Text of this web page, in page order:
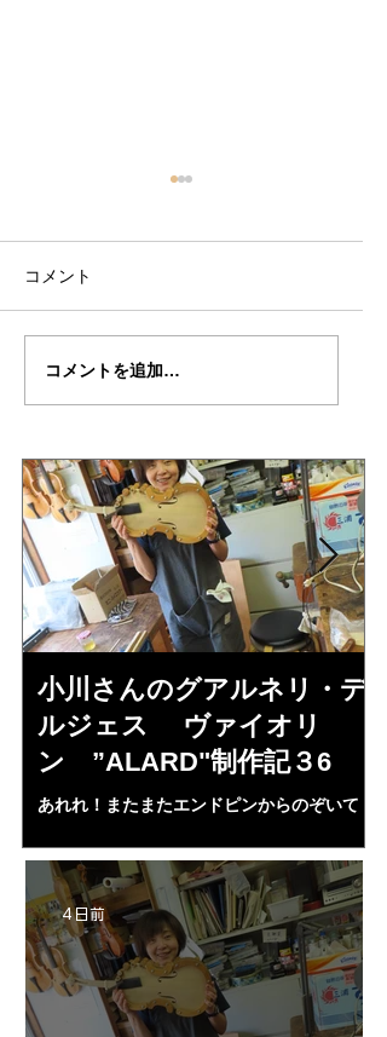
篠田さんの”ガスパロ・
コメント
コメントを追加…
小川さんのグアルネリ・デ
ルジェス ヴァイオリ
ン ”ALARD"制作記３6
あれれ！またまたエンドピンからのぞいて
ペーパー１００゜で徹底して削る。やっと光
が消えた。にかわで再度閉じる。消えた――
の小川さんの笑顔が満開となる・・。いよい
よ来週からニス塗りか？
4 日前